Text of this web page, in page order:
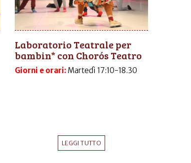
Laboratorio Teatrale per
bambin* con Chorós Teatro
Giorni e orari: Martedì 17:10-18.30
LEGGI TUTTO